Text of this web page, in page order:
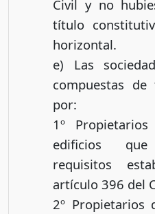
Civil y no
título
horizontal.
e) Las
compuestas de
por:
1º
edificios
requisitos
artículo 396 del
2º Propietarios